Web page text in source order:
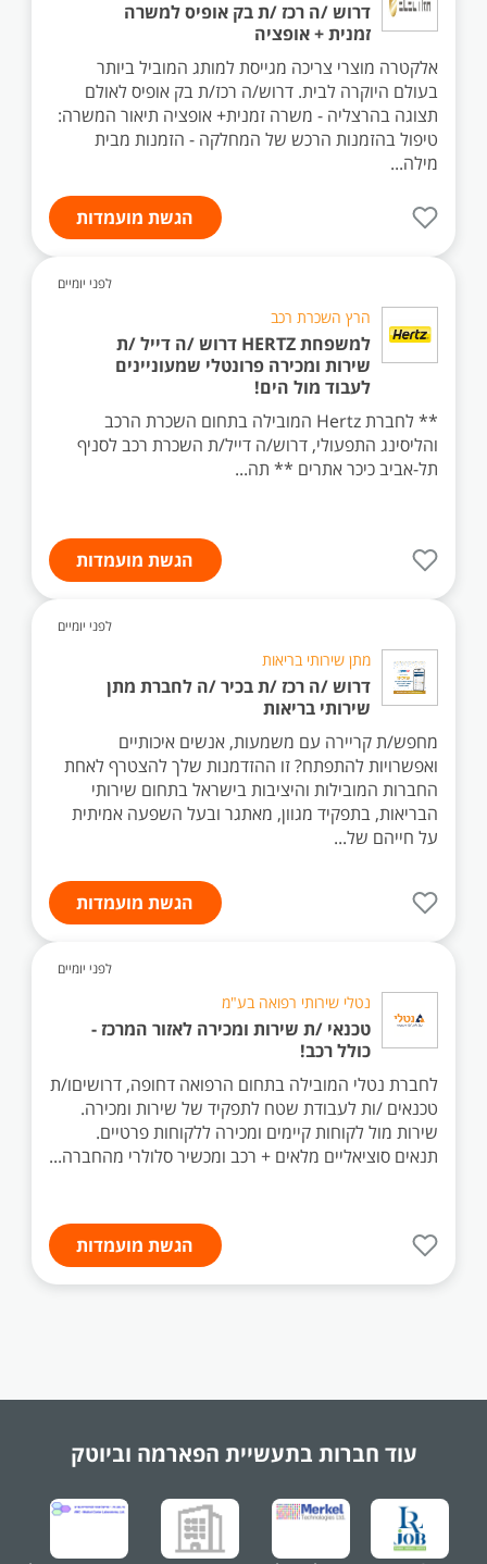
דרוש /ה רכז /ת בק אופיס למשרה
זמנית + אופציה
אלקטרה מוצרי צריכה מגייסת למותג המוביל ביותר
בעולם היוקרה לבית. דרוש/ה רכז/ת בק אופיס לאולם
תצוגה בהרצליה - משרה זמנית+ אופציה תיאור המשרה:
טיפול בהזמנות הרכש של המחלקה - הזמנות מבית
מילה...
הגשת מועמדות
לפני יומיים
הרץ השכרת רכב
למשפחת HERTZ דרוש /ה דייל /ת
שירות ומכירה פרונטלי שמעוניינים
לעבוד מול הים!
** לחברת Hertz המובילה בתחום השכרת הרכב
והליסינג התפעולי, דרוש/ה דייל/ת השכרת רכב לסניף
תל-אביב כיכר אתרים ** תה...
הגשת מועמדות
לפני יומיים
מתן שירותי בריאות
דרוש /ה רכז /ת בכיר /ה לחברת מתן
שירותי בריאות
מחפש/ת קריירה עם משמעות, אנשים איכותיים
ואפשרויות להתפתח? זו ההזדמנות שלך להצטרף לאחת
החברות המובילות והיציבות בישראל בתחום שירותי
הבריאות, בתפקיד מגוון, מאתגר ובעל השפעה אמיתית
על חייהם של...
הגשת מועמדות
לפני יומיים
נטלי שירותי רפואה בע"מ
טכנאי /ת שירות ומכירה לאזור המרכז -
כולל רכב!
לחברת נטלי המובילה בתחום הרפואה דחופה, דרושיםו/ת
טכנאים /ות לעבודת שטח לתפקיד של שירות ומכירה.
שירות מול לקוחות קיימים ומכירה ללקוחות פרטיים.
תנאים סוציאליים מלאים + רכב ומכשיר סלולרי מהחברה...
הגשת מועמדות
עוד חברות בתעשיית הפארמה וביוטק